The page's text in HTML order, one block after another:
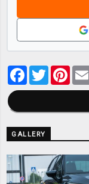
Facebook
Twitter
GALLERY